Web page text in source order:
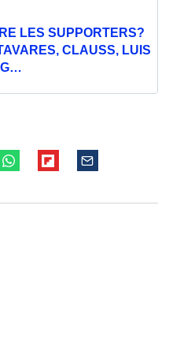
LES SUPPORTERS?
CLAUSS, LUIS